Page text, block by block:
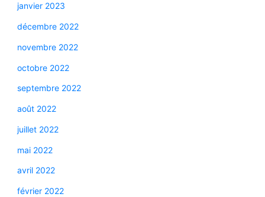
janvier 2023
décembre 2022
novembre 2022
octobre 2022
septembre 2022
août 2022
juillet 2022
mai 2022
avril 2022
février 2022